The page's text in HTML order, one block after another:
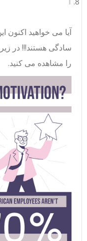
آیا می خواهید اکنون این
سادگی هستند!!! در زیر
را مشاهده می کنید.